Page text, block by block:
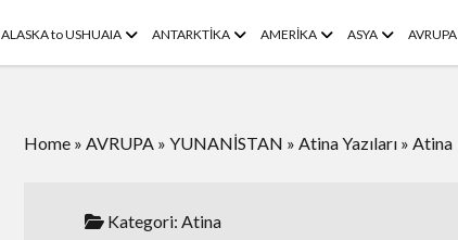
ALASKA to USHUAIA menüyüANTARKTİKA menüyüAMERİKA menüyü
ASYA menüyü
AVRUPA
Home »AVRUPA »YUNANİSTAN »Atina Yazıları »Atina
Kategori:Atina